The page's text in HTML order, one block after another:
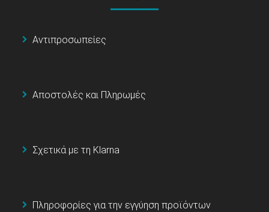
Αντιπροσωπείες
Αποστολές και Πληρωμές
Σχετικά με τη Klarna
Πληροφορίες για την εγγύηση προϊόντων